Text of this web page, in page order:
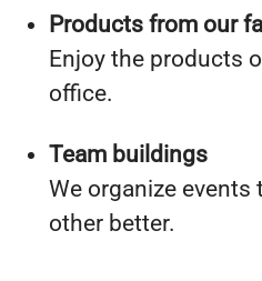
Products from our
Enjoy the products
office.
Team buildings
We organize
other better.